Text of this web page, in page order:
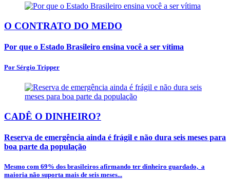
O CONTRATO DO MEDO
Por que o Estado Brasileiro ensina você a ser vítima
Por Sérgio Tripper
CADÊ O DINHEIRO?
Reserva de emergência ainda é frágil e não dura seis meses para
boa parte da população
Mesmo com 69% dos brasileiros afirmando ter dinheiro guardado, a
maioria não suporta mais de seis meses...